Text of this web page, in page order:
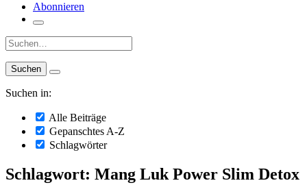
Abonnieren
Suche:
Suchen in:
Alle Beiträge
Gepanschtes A-Z
Schlagwörter
Schlagwort: Mang Luk Power Slim Detox